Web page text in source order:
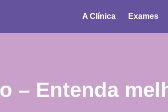
A Clínica Exames
– Entenda